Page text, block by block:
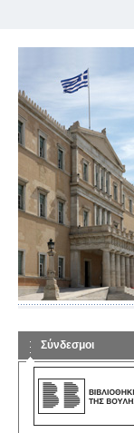
Σύνδεσμοι